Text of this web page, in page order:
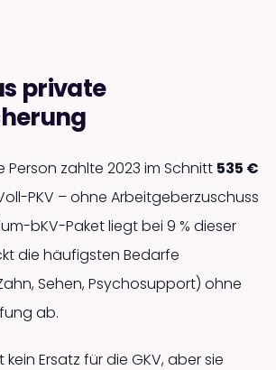
private
Person zahlte 2023 im Schnitt 535 €
PKV – ohne Arbeitgeber­zuschuss
bKV-Paket liegt bei 9 % dieser
die häufigsten Bedarfe
Sehen, Psychosupport) ohne
ab.
kein Ersatz für die GKV, aber sie